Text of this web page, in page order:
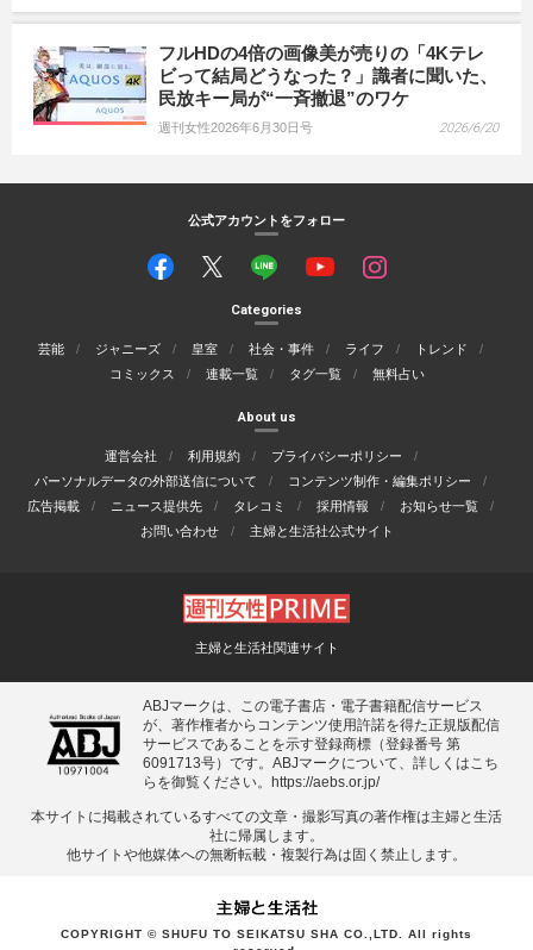
フルHDの4倍の画像美が売りの「4Kテレ
ビって結局どうなった？」識者に聞いた、
民放キー局が“一斉撤退”のワケ
週刊女性2026年6月30日号 2026/6/20
公式アカウントをフォロー
Categories
芸能 ジャニーズ 皇室 社会・事件 ライフ
トレンド
コミックス
連載一覧 タグ一覧 無料占い
About us
運営会社 利用規約
プライバシーポリシー
パーソナルデータの外部送信について
コンテンツ制作・編集ポリシー
広告掲載
ニュース提供先 タレコミ 採用情報
お知らせ一覧
お問い合わせ
主婦と生活社公式サイト
主婦と生活社関連サイト
ABJマークは、この電子書店・電子書籍配信サービス
が、著作権者からコンテンツ使用許諾を得た正規版配信
サービスであることを示す登録商標（登録番号 第
6091713号）です。ABJマークについて、詳しくはこち
らを御覧ください。
https://aebs.or.jp/
本サイトに掲載されているすべての⽂章・撮影写真の著作権は主婦と⽣活
社に帰属します。
他サイトや他媒体への無断転載・複製⾏為は固く禁⽌します。
COPYRIGHT © SHUFU TO SEIKATSU SHA CO.,LTD. All rights